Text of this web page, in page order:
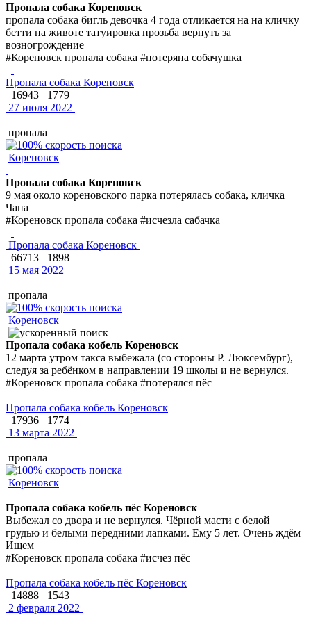
Пропала собака Кореновск
пропала собака бигль девочка 4 года отликается на на кличку
бетти на животе татуировка прозьба вернуть за
возногрождение
#Кореновск пропала собака #потеряна собачушка
Пропала собака Кореновск
16943
1779
27 июля 2022
пропала
Кореновск
Пропала собака Кореновск
9 мая около кореновского парка потерялась собака, кличка
Чапа
#Кореновск пропала собака #исчезла сабачка
Пропала собака Кореновск
66713
1898
15 мая 2022
пропала
Кореновск
Пропала собака кобель Кореновск
12 марта утром такса выбежала (со стороны Р. Люксембург),
следуя за ребёнком в направлении 19 школы и не вернулся.
#Кореновск пропала собака #потерялся пёс
Пропала собака кобель Кореновск
17936
1774
13 марта 2022
пропала
Кореновск
Пропала собака кобель пёс Кореновск
Выбежал со двора и не вернулся. Чёрной масти с белой
грудью и белыми передними лапками. Ему 5 лет. Очень ждём
Ищем
#Кореновск пропала собака #исчез пёс
Пропала собака кобель пёс Кореновск
14888
1543
2 февраля 2022